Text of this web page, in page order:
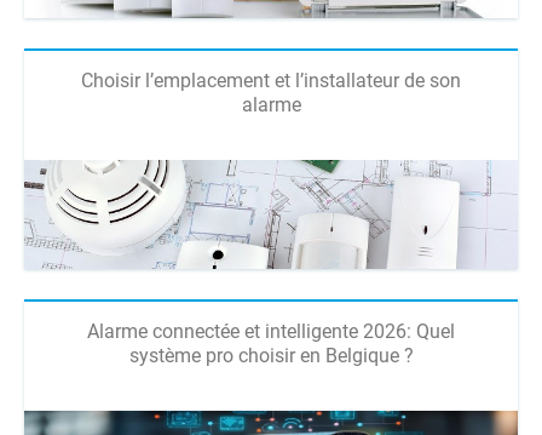
Choisir l’emplacement et l’installateur de son
alarme
Alarme connectée et intelligente 2026: Quel
système pro choisir en Belgique ?